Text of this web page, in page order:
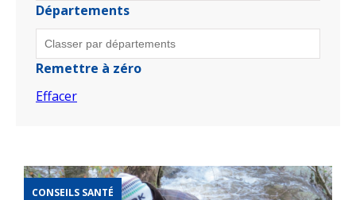
Départements
Remettre à zéro
Effacer
CONSEILS SANTÉ